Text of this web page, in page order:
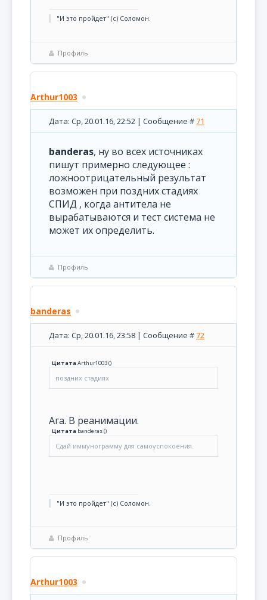
"И это пройдет" (с) Соломон.
Профиль
Arthur1003
Дата: Ср, 20.01.16, 22:52 | Сообщение #71
banderas, ну во всех источниках
пишут примерно следующее :
ложноотрицательный результат
возможен при поздних стадиях
СПИД , когда антитела не
вырабатываются и тест система не
может их определить.
Профиль
banderas
Дата: Ср, 20.01.16, 23:58 | Сообщение #72
ЦитатаArthur1003()
поздних стадиях
Ага. В реанимации.
Цитата banderas()
Сдай иммунограмму для самоуспокоения.
"И это пройдет" (с) Соломон.
Профиль
Arthur1003